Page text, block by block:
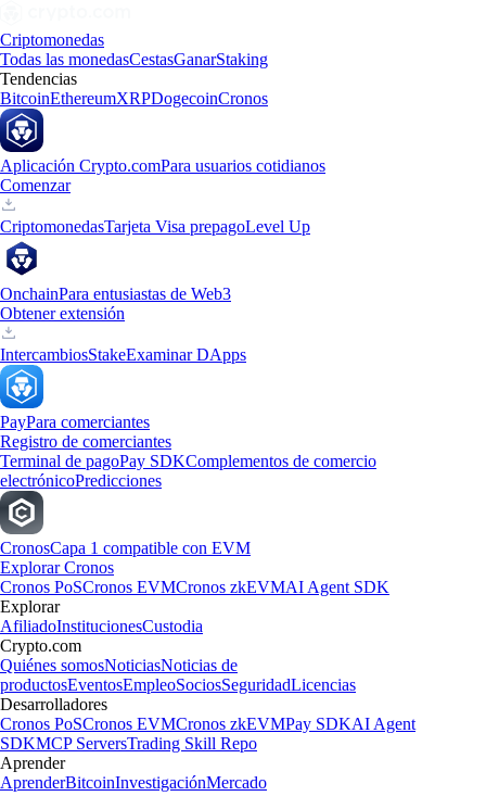
Criptomonedas
Todas las monedasCestasGanarStaking
Tendencias
BitcoinEthereumXRPDogecoinCronos
Aplicación Crypto.comPara usuarios cotidianos
Comenzar
CriptomonedasTarjeta Visa prepagoLevel Up
OnchainPara entusiastas de Web3
Obtener extensión
IntercambiosStakeExaminar DApps
PayPara comerciantes
Registro de comerciantes
Terminal de pagoPay SDKComplementos de comercio
electrónicoPredicciones
CronosCapa 1 compatible con EVM
Explorar Cronos
Cronos PoSCronos EVMCronos zkEVMAI Agent SDK
Explorar
AfiliadoInstitucionesCustodia
Crypto.com
Quiénes somosNoticiasNoticias de
productosEventosEmpleoSociosSeguridadLicencias
Desarrolladores
Cronos PoSCronos EVMCronos zkEVMPay SDKAI Agent
SDKMCP ServersTrading Skill Repo
Aprender
AprenderBitcoinInvestigaciónMercado